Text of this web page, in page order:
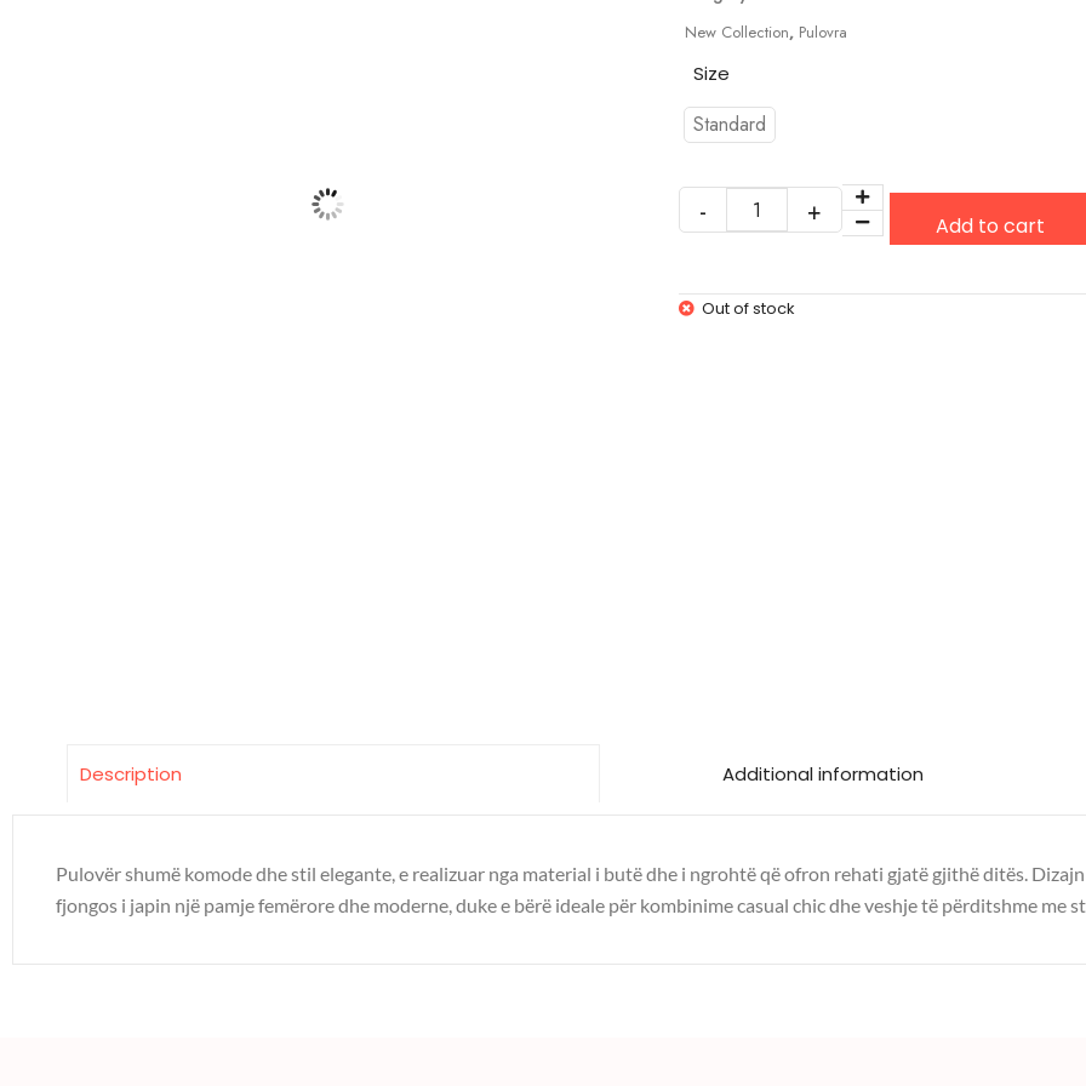
New Collection, Pulovra
Size
Standard
Add to cart
Out of stock
Description Additional information
Pulovër shumë komode dhe stil elegante, e realizuar nga material i butë dhe i ngrohtë që ofron rehati gjatë gjithë ditës.
fjongos i japin një pamje femërore dhe moderne, duke e bërë ideale për kombinime casual chic dhe veshje të përditshme me